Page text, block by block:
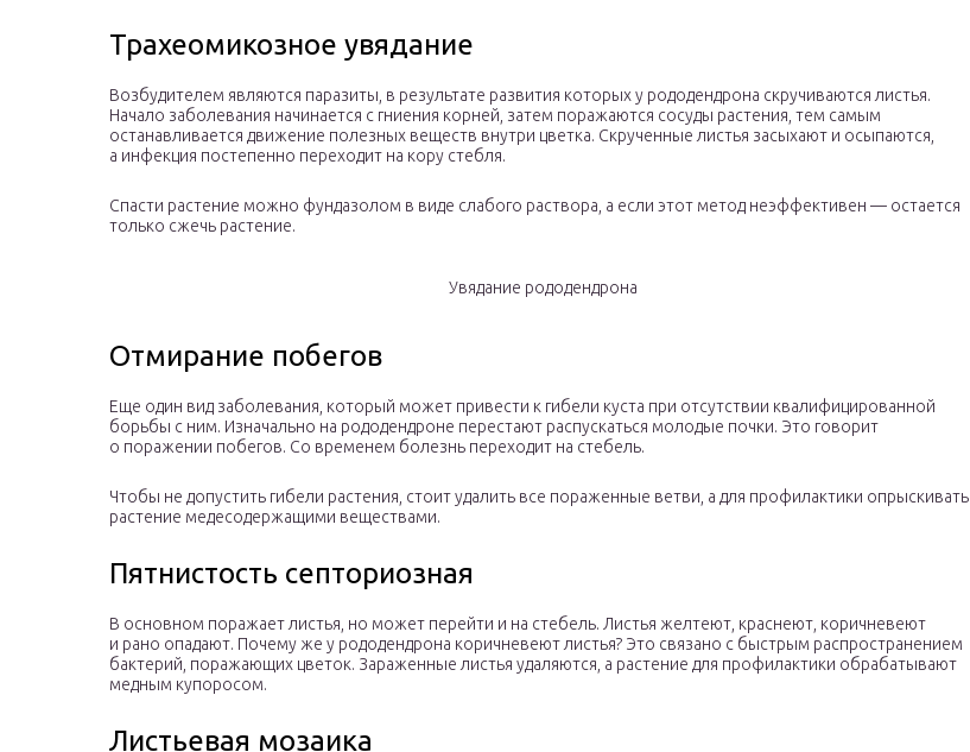
Трахеомикозное увядание
Возбудителем являются паразиты, в результате развития которых у рододендрона скручиваются листья.
Начало заболевания начинается с гниения корней, затем поражаются сосуды растения, тем самым
останавливается движение полезных веществ внутри цветка. Скрученные листья засыхают и осыпаются,
а инфекция постепенно переходит на кору стебля.
Спасти растение можно фундазолом в виде слабого раствора, а если этот метод неэффективен — остается
только сжечь растение.
Увядание рододендрона
Отмирание побегов
Еще один вид заболевания, который может привести к гибели куста при отсутствии квалифицированной
борьбы с ним. Изначально на рододендроне перестают распускаться молодые почки. Это говорит
о поражении побегов. Со временем болезнь переходит на стебель.
Чтобы не допустить гибели растения, стоит удалить все пораженные ветви, а для профилактики опрыскивать
растение медесодержащими веществами.
Пятнистость септориозная
В основном поражает листья, но может перейти и на стебель. Листья желтеют, краснеют, коричневеют
и рано опадают. Почему же у рододендрона коричневеют листья? Это связано с быстрым распространением
бактерий, поражающих цветок. Зараженные листья удаляются, а растение для профилактики обрабатывают
медным купоросом.
Листьевая мозаика